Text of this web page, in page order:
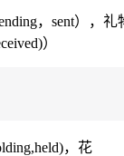
，sent），礼
）
，花